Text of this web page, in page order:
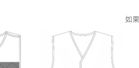
如